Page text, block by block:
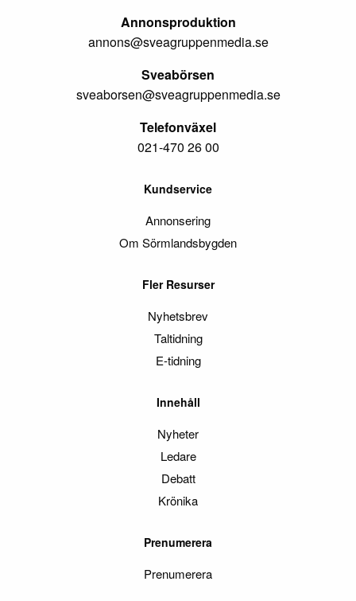
Annonsproduktion
annons@sveagruppenmedia.se
Sveabörsen
sveaborsen@sveagruppenmedia.se
Telefonväxel
021-470 26 00
Kundservice
Annonsering
Om Sörmlandsbygden
Fler Resurser
Nyhetsbrev
Taltidning
E-tidning
Innehåll
Nyheter
Ledare
Debatt
Krönika
Prenumerera
Prenumerera